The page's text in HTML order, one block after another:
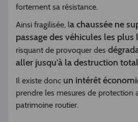
fortement sa résistance.
Ainsi fragilisée, la chaussée ne
passage des véhicules les plus
risquant de provoquer des
aller jusqu’à la destruction
Il existe donc un intérêt
prendre les mesures de protection
patrimoine routier.